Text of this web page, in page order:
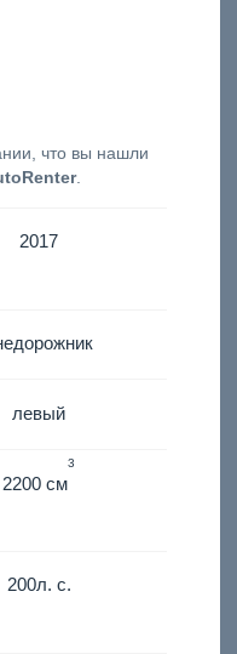
что вы нашли
.
2017
левый
2200 см
3
200л. с.